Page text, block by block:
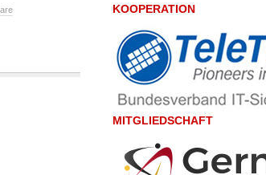
KOOPERATION
MITGLIEDSCHAFT